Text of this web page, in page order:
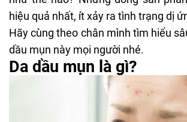
hiệu quả nhất, ít xảy ra tình trạng dị
Hãy cùng theo chân mình tìm hiểu
dầu mụn này mọi người nhé.
Da dầu mụn là gì?